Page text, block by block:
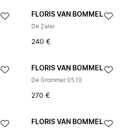
FLORIS VAN BOMMEL
De Zaler
240 €
FLORIS VAN BOMMEL
De Grommer 05.10
270 €
FLORIS VAN BOMMEL